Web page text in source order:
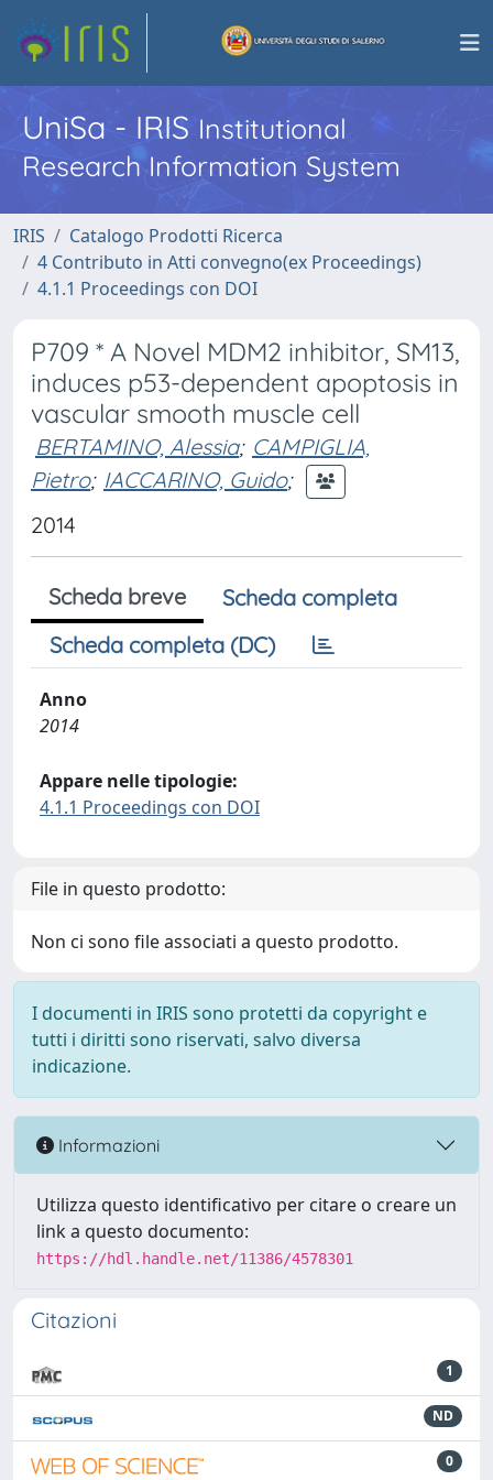
UniSa - IRISInstitutional
Research Information System
IRIS
Catalogo Prodotti Ricerca
4 Contributo in Atti convegno(ex Proceedings)
4.1.1 Proceedings con DOI
P709 * A Novel MDM2 inhibitor, SM13,
induces p53-dependent apoptosis in
vascular smooth muscle cell
BERTAMINO, Alessia; CAMPIGLIA,
Pietro; IACCARINO, Guido;
2014
Scheda breve
Scheda completa
Scheda completa (DC)
Anno
2014
Appare nelle tipologie:
4.1.1 Proceedings con DOI
File in questo prodotto:
Non ci sono file associati a questo prodotto.
I documenti in IRIS sono protetti da copyright e
tutti i diritti sono riservati, salvo diversa
indicazione.
Informazioni
Utilizza questo identificativo per citare o creare un
link a questo documento:
https://hdl.handle.net/11386/4578301
Citazioni
1
ND
0